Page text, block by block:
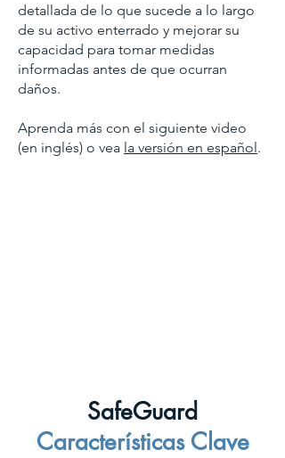
detallada de lo que sucede a lo largo
de su activo enterrado y mejorar su
capacidad para tomar medidas
informadas antes de que ocurran
daños.
Aprenda más con el siguiente video
(en inglés) o vea la versión en español.
SafeGuard
Características Clave